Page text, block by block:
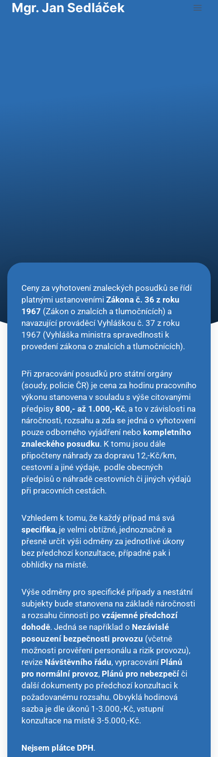
Mgr. Jan Sedláček
Ceny za vyhotovení znaleckých posudků se řídí
platnými ustanoveními Zákona č. 36 z roku
1967 (Zákon o znalcích a tlumočnících) a
navazující prováděcí Vyhláškou č. 37 z roku
1967 (Vyhláška ministra spravedlnosti k
provedení zákona o znalcích a tlumočnících).
Při zpracování posudků pro státní orgány
(soudy, policie ČR) je cena za hodinu pracovního
výkonu stanovena v souladu s výše citovanými
předpisy 800,- až 1.000,-Kč, a to v závislosti na
náročnosti, rozsahu a zda se jedná o vyhotovení
pouze odborného vyjádření nebo kompletního
znaleckého posudku. K tomu jsou dále
připočteny náhrady za dopravu 12,-Kč/km,
cestovní a jiné výdaje, podle obecných
předpisů o náhradě cestovních či jiných výdajů
při pracovních cestách.
Vzhledem k tomu, že každý případ má svá
specifika, je velmi obtížné, jednoznačně a
přesně určit výši odměny za jednotlivé úkony
bez předchozí konzultace, případně pak i
obhlídky na místě.
Výše odměny pro specifické případy a nestátní
subjekty bude stanovena na základě náročnosti
a rozsahu činnosti po vzájemné předchozí
dohodě. Jedná se například o Nezávislé
posouzení bezpečnosti provozu (včetně
možnosti prověření personálu a rizik provozu),
revize Návštěvního řádu, vypracování Plánů
pro normální provoz, Plánů pro nebezpečíči
další dokumenty po předchozí konzultaci k
požadovanému rozsahu. Obvyklá hodinová
sazba je dle úkonů 1-3.000,-Kč, vstupní
konzultace na místě 3-5.000,-Kč.
Nejsem plátce DPH.